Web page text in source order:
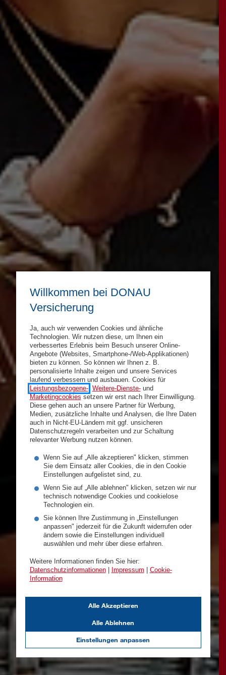
Willkommen bei DONAU
Versicherung
Ja, auch wir verwenden Cookies und ähnliche
Technologien. Wir nutzen diese, um Ihnen ein
verbessertes Erlebnis beim Besuch unserer Online-
Angebote (Websites, Smartphone-/Web-Applikationen)
bieten zu können. So können wir Ihnen z. B.
personalisierte Inhalte zeigen und unsere Services
laufend verbessern und ausbauen. Cookies für
Leistungsbezogene-, Weitere-Dienste-und
Marketingcookies setzen wir erst nach Ihrer Einwilligung.
Diese gehen auch an unsere Partner für Werbung,
Medien, zusätzliche Inhalte und Analysen, die Ihre Daten
auch in Nicht-EU-Ländern mit ggf. unsicheren
Datenschutzregeln verarbeiten und zur Schaltung
relevanter Werbung nutzen können.
Wenn Sie auf „Alle akzeptieren" klicken, stimmen
Sie dem Einsatz aller Cookies, die in den Cookie
Einstellungen aufgelistet sind, zu.
Wenn Sie auf „Alle ablehnen" klicken, setzen wir nur
technisch notwendige Cookies und cookielose
Technologien ein.
Sie können Ihre Zustimmung in „Einstellungen
anpassen" jederzeit für die Zukunft widerrufen oder
ändern sowie die Einstellungen individuell
auswählen und mehr über diese erfahren.
Weitere Informationen finden Sie hier:
Datenschutzinformationen| Impressum
Cookie-
Information
Einstellungen anpassen
Alle Ablehnen
Alle Akzeptieren